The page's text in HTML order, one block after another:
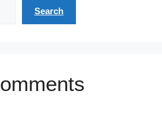
Search